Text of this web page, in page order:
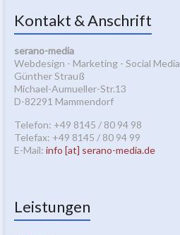
Kontakt & Anschrift
serano-media
Webdesign - Marketing - Social Media
Günther Strauß
Michael-Aumueller-Str.13
D-82291 Mammendorf
Telefon: +49 8145 / 80 94 98
Telefax: +49 8145 / 80 94 99
E-Mail: info [at] serano-media.de
Leistungen